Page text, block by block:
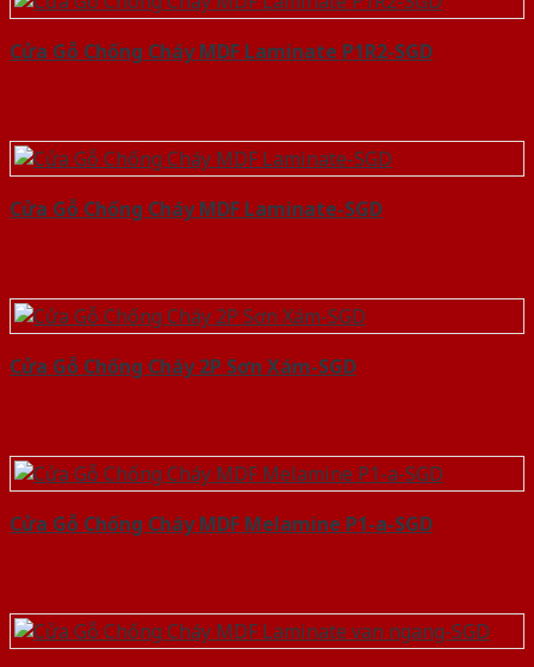
Cửa Gỗ Chống Cháy MDF Laminate P1R2-SGD
Cửa Gỗ Chống Cháy MDF Laminate-SGD
Cửa Gỗ Chống Cháy 2P Sơn Xám-SGD
Cửa Gỗ Chống Cháy MDF Melamine P1-a-SGD